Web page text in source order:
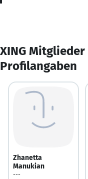
XING
Profilangaben
Zhanetta
Manukian
---